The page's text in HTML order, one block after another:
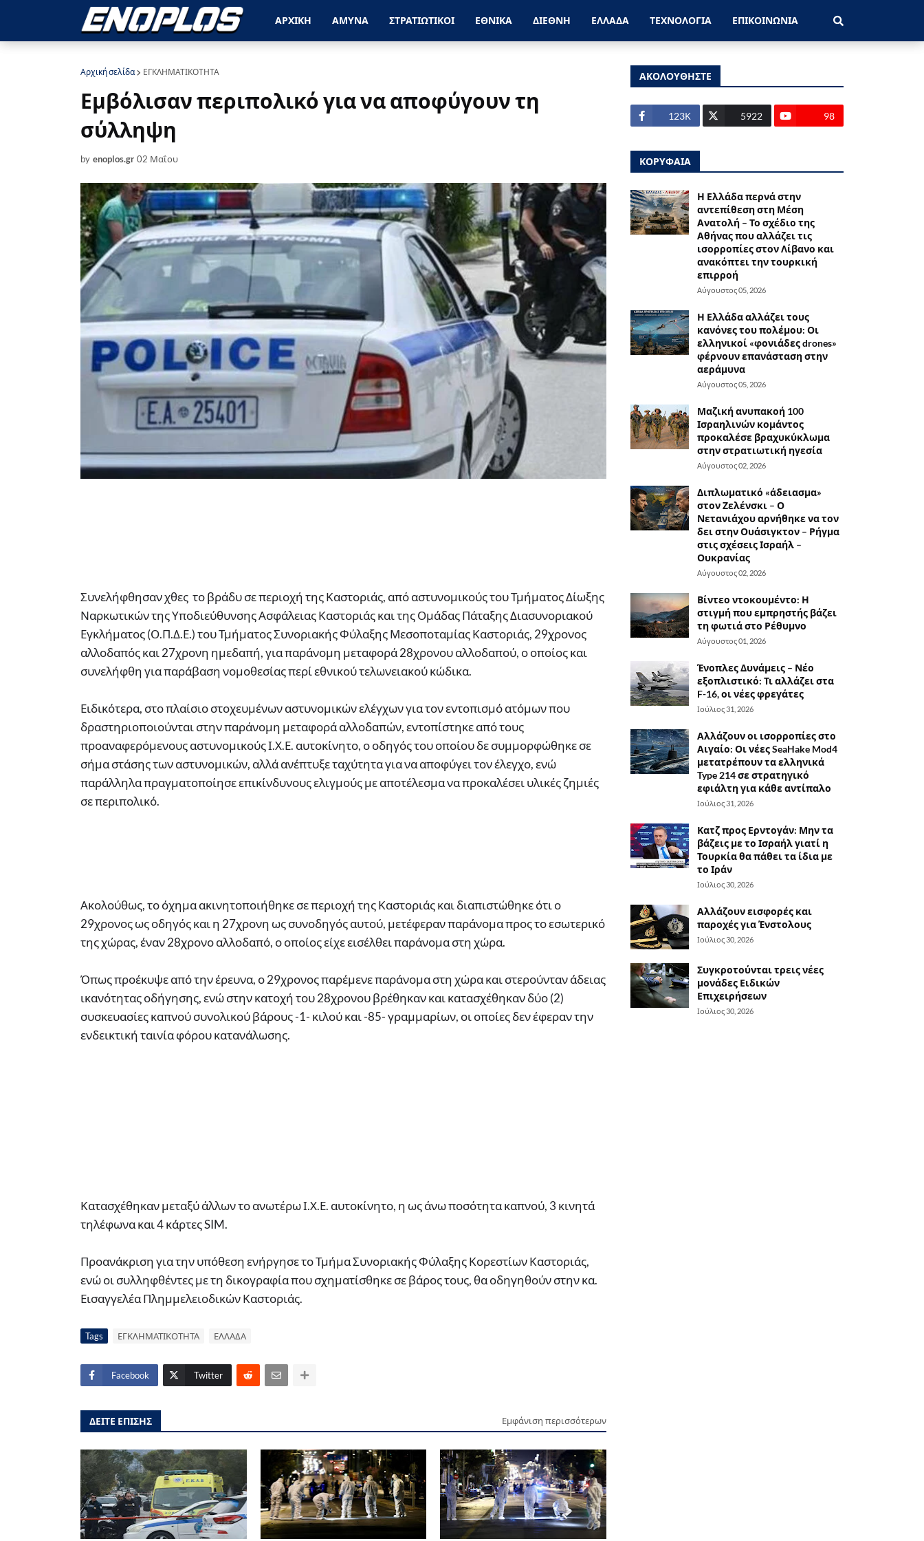
ΑΡΧΙΚΗ ΑΜΥΝΑ ΣΤΡΑΤΙΩΤΙΚΟΙ ΕΘΝΙΚΑ ΔΙΕΘΝΗ ΕΛΛΑΔΑ ΤΕΧΝΟΛΟΓΙΑ ΕΠΙΚΟΙΝΩΝΙΑ
Αρχική σελίδα ΕΓΚΛΗΜΑΤΙΚΟΤΗΤΑ
Εμβόλισαν περιπολικό για να αποφύγουν τη
σύλληψη
by enoplos.gr 02 Μαΐου
Συνελήφθησαν χθες το βράδυ σε περιοχή της Καστοριάς, από αστυνομικούς του Τμήματος Δίωξης
Ναρκωτικών της Υποδιεύθυνσης Ασφάλειας Καστοριάς και της Ομάδας Πάταξης Διασυνοριακού
Εγκλήματος (Ο.Π.Δ.Ε.) του Τμήματος Συνοριακής Φύλαξης Μεσοποταμίας Καστοριάς, 29χρονος
αλλοδαπός και 27χρονη ημεδαπή, για παράνομη μεταφορά 28χρονου αλλοδαπού, ο οποίος και
συνελήφθη για παράβαση νομοθεσίας περί εθνικού τελωνειακού κώδικα.
Ειδικότερα, στο πλαίσιο στοχευμένων αστυνομικών ελέγχων για τον εντοπισμό ατόμων που
δραστηριοποιούνται στην παράνομη μεταφορά αλλοδαπών, εντοπίστηκε από τους
προαναφερόμενους αστυνομικούς Ι.Χ.Ε. αυτοκίνητο, ο οδηγός του οποίου δε συμμορφώθηκε σε
σήμα στάσης των αστυνομικών, αλλά ανέπτυξε ταχύτητα για να αποφύγει τον έλεγχο, ενώ
παράλληλα πραγματοποίησε επικίνδυνους ελιγμούς με αποτέλεσμα να προκαλέσει υλικές ζημιές
σε περιπολικό.
Ακολούθως, το όχημα ακινητοποιήθηκε σε περιοχή της Καστοριάς και διαπιστώθηκε ότι ο
29χρονος ως οδηγός και η 27χρονη ως συνοδηγός αυτού, μετέφεραν παράνομα προς το εσωτερικό
της χώρας, έναν 28χρονο αλλοδαπό, ο οποίος είχε εισέλθει παράνομα στη χώρα.
Όπως προέκυψε από την έρευνα, ο 29χρονος παρέμενε παράνομα στη χώρα και στερούνταν άδειας
ικανότητας οδήγησης, ενώ στην κατοχή του 28χρονου βρέθηκαν και κατασχέθηκαν δύο (2)
συσκευασίες καπνού συνολικού βάρους -1- κιλού και -85- γραμμαρίων, οι οποίες δεν έφεραν την
ενδεικτική ταινία φόρου κατανάλωσης.
Κατασχέθηκαν μεταξύ άλλων το ανωτέρω Ι.Χ.Ε. αυτοκίνητο, η ως άνω ποσότητα καπνού, 3 κινητά
τηλέφωνα και 4 κάρτες SIM.
Προανάκριση για την υπόθεση ενήργησε το Τμήμα Συνοριακής Φύλαξης Κορεστίων Καστοριάς,
ενώ οι συλληφθέντες με τη δικογραφία που σχηματίσθηκε σε βάρος τους, θα οδηγηθούν στην κα.
Εισαγγελέα Πλημμελειοδικών Καστοριάς.
Tags ΕΓΚΛΗΜΑΤΙΚΟΤΗΤΑ ΕΛΛΑΔΑ
Facebook Twitter
ΔΕΙΤΕ ΕΠΙΣΗΣ Εμφάνιση περισσότερων
ΑΚΟΛΟΥΘΗΣΤΕ
123Κ 5922 98
ΚΟΡΥΦΑΙΑ
Η Ελλάδα περνά στην
αντεπίθεση στη Μέση
Ανατολή – Το σχέδιο της
Αθήνας που αλλάζει τις
ισορροπίες στον Λίβανο και
ανακόπτει την τουρκική
επιρροή
Αύγουστος 05, 2026
Η Ελλάδα αλλάζει τους
κανόνες του πολέμου: Οι
ελληνικοί «φονιάδες drones»
φέρνουν επανάσταση στην
αεράμυνα
Αύγουστος 05, 2026
Μαζική ανυπακοή 100
Ισραηλινών κομάντος
προκαλέσε βραχυκύκλωμα
στην στρατιωτική ηγεσία
Αύγουστος 02, 2026
Διπλωματικό «άδειασμα»
στον Ζελένσκι – Ο
Νετανιάχου αρνήθηκε να τον
δει στην Ουάσιγκτον – Ρήγμα
στις σχέσεις Ισραήλ –
Ουκρανίας
Αύγουστος 02, 2026
Βίντεο ντοκουμέντο: Η
στιγμή που εμπρηστής βάζει
τη φωτιά στο Ρέθυμνο
Αύγουστος 01, 2026
Ένοπλες Δυνάμεις – Νέο
εξοπλιστικό: Τι αλλάζει στα
F-16, οι νέες φρεγάτες
Ιούλιος 31, 2026
Αλλάζουν οι ισορροπίες στο
Αιγαίο: Οι νέες SeaHake Mod4
μετατρέπουν τα ελληνικά
Type 214 σε στρατηγικό
εφιάλτη για κάθε αντίπαλο
Ιούλιος 31, 2026
Κατζ προς Ερντογάν: Μην τα
βάζεις με το Ισραήλ γιατί η
Τουρκία θα πάθει τα ίδια με
το Ιράν
Ιούλιος 30, 2026
Αλλάζουν εισφορές και
παροχές για Ένστολους
Ιούλιος 30, 2026
Συγκροτούνται τρεις νέες
μονάδες Ειδικών
Επιχειρήσεων
Ιούλιος 30, 2026